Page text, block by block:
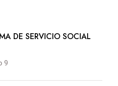
DE SERVICIO SOCIAL
9